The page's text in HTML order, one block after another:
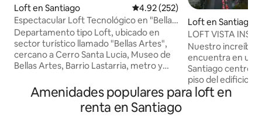
Loft en Santiago Calificación promedio: 4.92 de
4.92 (252)
Espectacular Loft Tecnológico en "Bellas
Artes", ideal para parejas.
Departamento tipo Loft, ubicado en
sector turístico llamado "Bellas Artes",
cercano a Cerro Santa Lucia, Museo de
Bellas Artes, Barrio Lastarria, metro y
tecnológico, controla algunas luces y la
puerta digitalmente, TV, y todo lo
esencial para su confort. Calefacción por
Loft en Santiago
LOFT VISTA
SANTIAGO
Nuestro increíble
encuentra en un
Santiago centro,
piso del edificio
cordillera de Los
Amenidades populares para loft en
renta en Santiago